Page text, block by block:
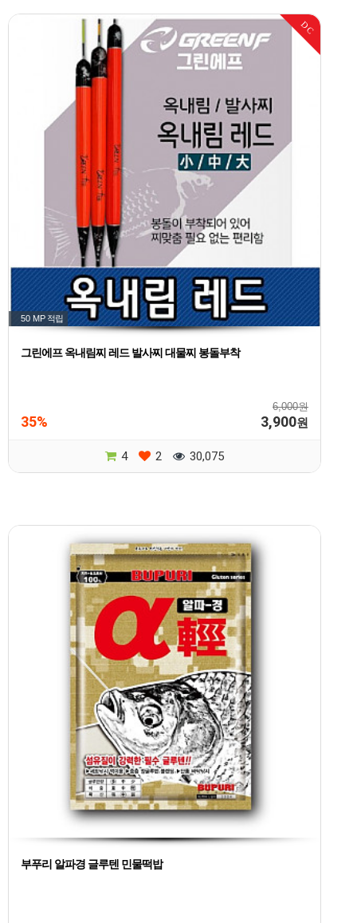
DC
50 MP 적립
그린에프 옥내림찌 레드 발사찌 대물찌 봉돌부착
6,000원
35% 3,900원
4 2 30,075
부푸리 알파경 글루텐 민물떡밥